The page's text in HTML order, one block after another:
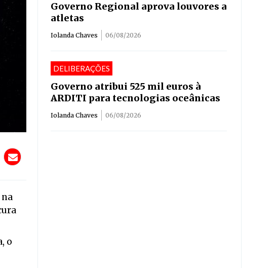
o
Governo Regional aprova louvores a
atletas
Iolanda Chaves 06/08/2026
DELIBERAÇÕES
Governo atribui 525 mil euros à
ARDITI para tecnologias oceânicas
Iolanda Chaves 06/08/2026